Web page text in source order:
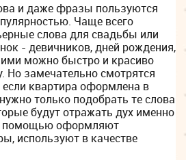
и даже фразы пользуются
Чаще всего
слова для свадьбы или
- девичников, дней рождения,
можно быстро и красиво
замечательно смотрятся
квартира оформлена в
только подобрать те слова
будут отражать дух именно
помощью оформляют
используют в качестве